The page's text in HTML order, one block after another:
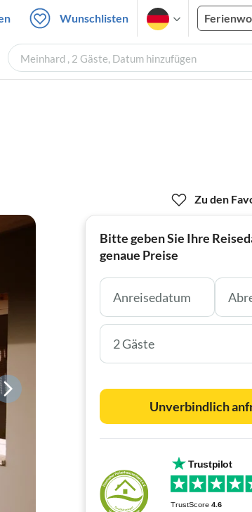
Wunschlisten
Meinhard , 2 Gäste, Datum hinzufügen
Zu den
Bitte geben Sie Ihre
genaue Preise
2 Gäste
Unverbindlich